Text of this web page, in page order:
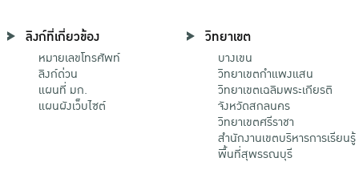
ลิงก์ที่เกี่ยวข้อง
หมายเลขโทรศัพท์
ลิงก์ด่วน
แผนที่ มก.
แผนผังเว็บไซต์
วิทยาเขต
บางเขน
วิทยาเขตกําแพงแสน
วิทยาเขตเฉลิมพระเกียรติ
จังหวัดสกลนคร
วิทยาเขตศรีราชา
สำนักงานเขตบริหารการเรียนรู้
พื้นที่สุพรรณบุรี